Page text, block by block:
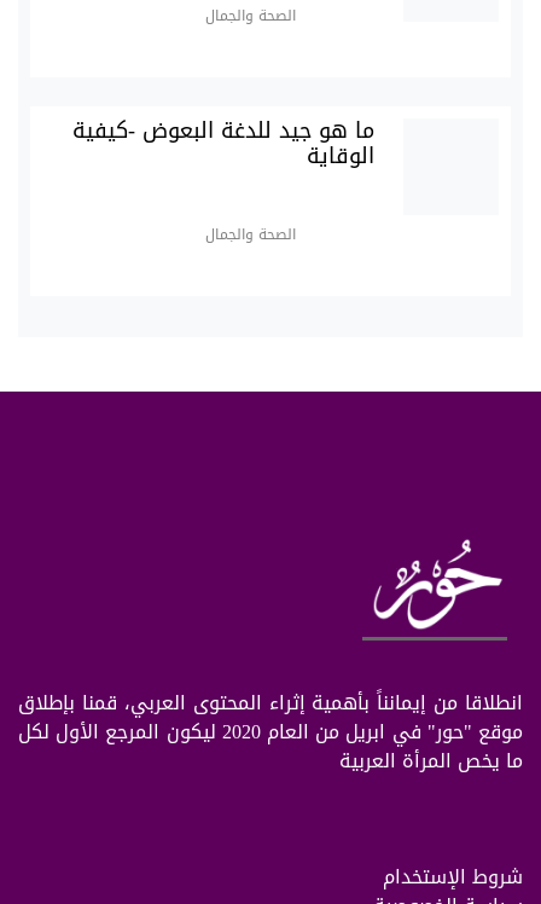
الصحة والجمال
ما هو جيد للدغة البعوض -كيفية
الوقاية
الصحة والجمال
انطلاقا من إيمانناً بأهمية إثراء المحتوى العربي، قمنا بإطلاق
موقع "حور" في ابريل من العام 2020 ليكون المرجع الأول لكل
ما يخص المرأة العربية
شروط الإستخدام